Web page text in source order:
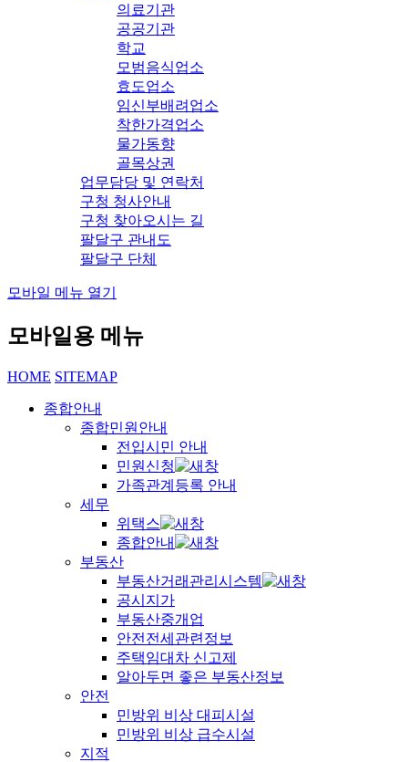
의료기관
공공기관
학교
모범음식업소
효도업소
임신부배려업소
착한가격업소
물가동향
골목상권
업무담당 및 연락처
구청 청사안내
구청 찾아오시는 길
팔달구 관내도
팔달구 단체
모바일 메뉴 열기
모바일용 메뉴
HOME SITEMAP
종합안내
종합민원안내
전입시민 안내
민원신청
가족관계등록 안내
세무
위택스
종합안내
부동산
부동산거래관리시스템
공시지가
부동산중개업
안전전세관련정보
주택임대차 신고제
알아두면 좋은 부동산정보
안전
민방위 비상 대피시설
민방위 비상 급수시설
지적